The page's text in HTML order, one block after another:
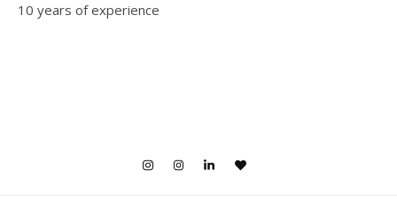
10 years of experience